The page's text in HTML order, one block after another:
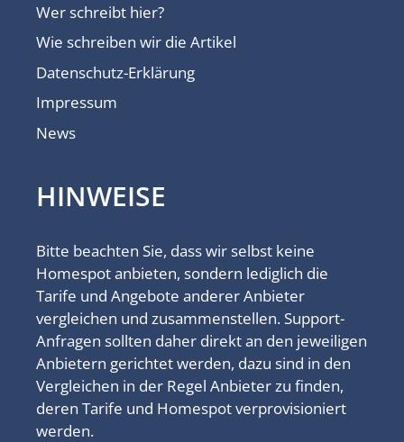
Wer schreibt hier?
Wie schreiben wir die Artikel
Datenschutz-Erklärung
Impressum
News
HINWEISE
Bitte beachten Sie, dass wir selbst keine
Homespot anbieten, sondern lediglich die
Tarife und Angebote anderer Anbieter
vergleichen und zusammenstellen. Support-
Anfragen sollten daher direkt an den jeweiligen
Anbietern gerichtet werden, dazu sind in den
Vergleichen in der Regel Anbieter zu finden,
deren Tarife und Homespot verprovisioniert
werden.